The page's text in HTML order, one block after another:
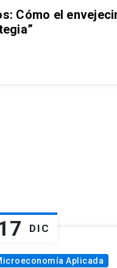
Cómo el
DIC
Aplicada